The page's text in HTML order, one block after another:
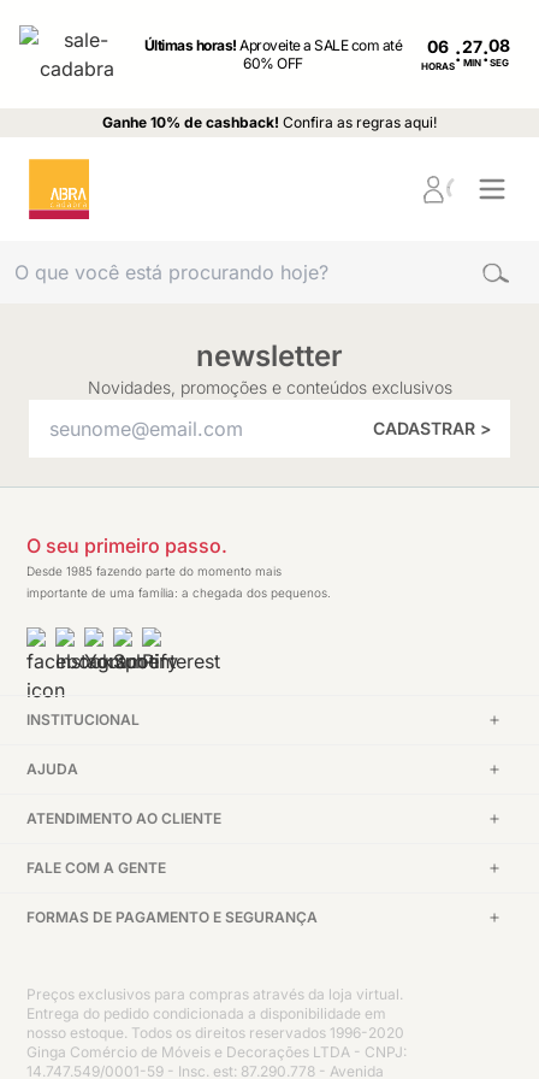
Últimas horas!Aproveite a SALE com até
60% OFF
06
HORAS: MIN : SEG
Ganhe 10% de cashback! Confira as regras aqui!
newsletter
Novidades, promoções e conteúdos exclusivos
CADASTRAR >
O seu primeiro passo.
Desde 1985 fazendo parte do momento mais
importante de uma família: a chegada dos pequenos.
INSTITUCIONAL
AJUDA
ATENDIMENTO AO CLIENTE
FALE COM A GENTE
FORMAS DE PAGAMENTO E SEGURANÇA
Preços exclusivos para compras através da loja virtual.
Entrega do pedido condicionada a disponibilidade em
nosso estoque. Todos os direitos reservados 1996-2020
Ginga Comércio de Móveis e Decorações LTDA - CNPJ:
14.747.549/0001-59 - Insc. est: 87.290.778 - Avenida